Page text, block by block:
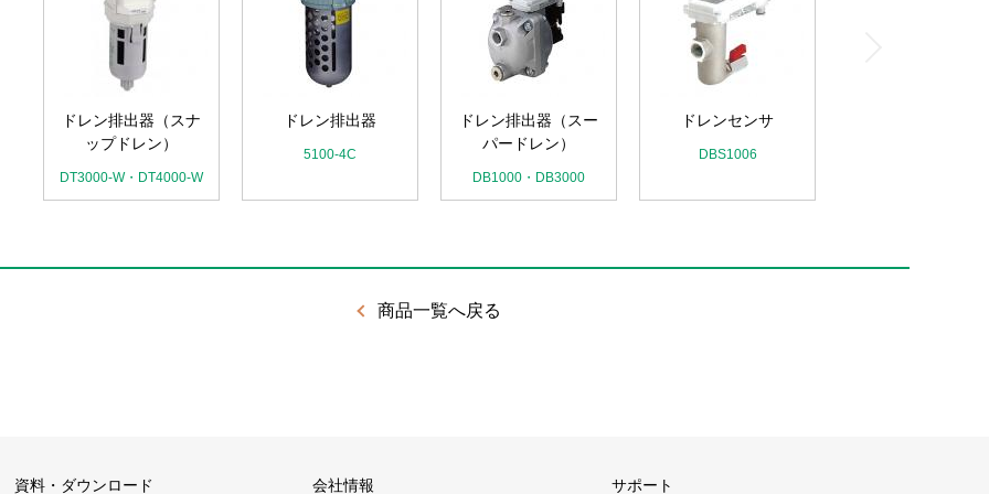
ドレン排出器（スナ
ップドレン）
DT3000-W・DT4000-W
ドレン排出器
5100-4C
ドレン排出器（スー
パードレン）
DB1000・DB3000
ドレンセンサ
DBS1006
商品一覧へ戻る
資料・ダウンロード 会社情報 サポート